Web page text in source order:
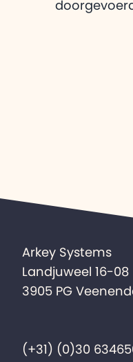
Arkey Systems
Landjuweel 16-08
3905 PG
(+31) (0)30